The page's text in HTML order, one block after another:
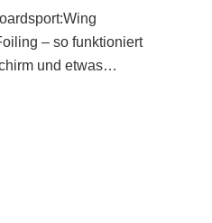
– so funktioniert
und etwas…